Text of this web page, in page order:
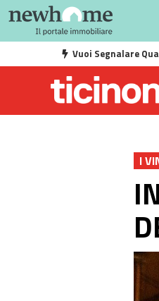
Vuoi Segnalare
I